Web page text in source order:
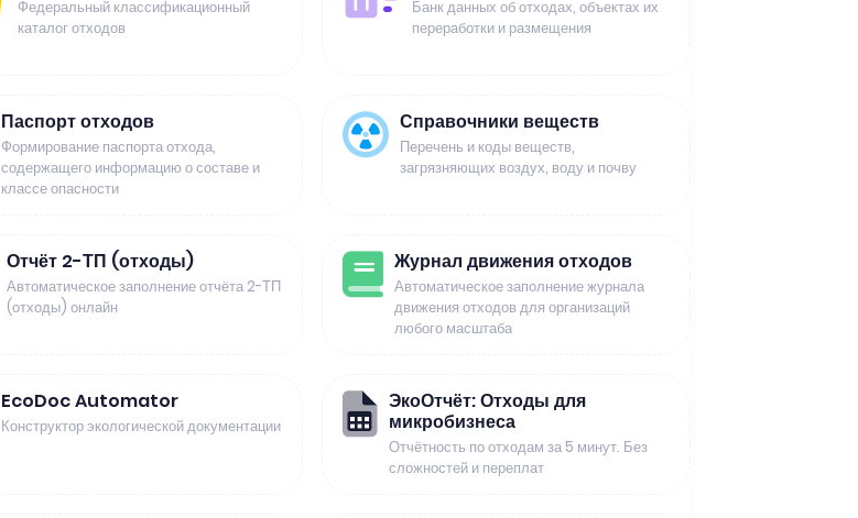
Федеральный классификационный
каталог отходов
Банк данных об отходах, объектах их
переработки и размещения
Паспорт отходов
Формирование паспорта отхода,
содержащего информацию о составе и
классе опасности
Справочники веществ
Перечень и коды веществ,
загрязняющих воздух, воду и почву
Отчёт 2-ТП (отходы)
Автоматическое заполнение отчёта 2-ТП
(отходы) онлайн
Журнал движения отходов
Автоматическое заполнение журнала
движения отходов для организаций
любого масштаба
EcoDoc Automator
Конструктор экологической документации
ЭкоОтчёт: Отходы для
микробизнеса
Отчётность по отходам за 5 минут. Без
сложностей и переплат